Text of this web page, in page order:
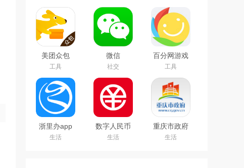
美团众包
工具
微信
WeChat
社交
百分网游戏
盒子下载
2026新版
工具
浙里办app
官方下载
2026手机版
生活
数字人民币
试点版官方
app安卓版
生活
重庆市政府
渝快办app
官方版
生活